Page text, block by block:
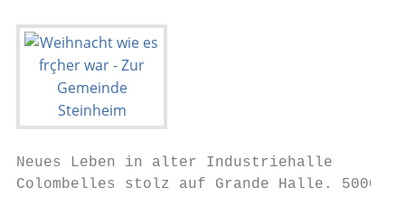
Neues Leben in alter Industriehalle
Colombelles stolz auf Grande Halle. 5000